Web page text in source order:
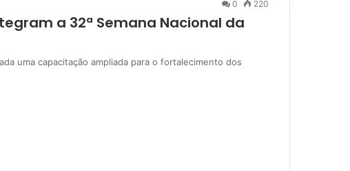
0 220
a 32ª Semana Nacional da
uma capacitação ampliada para o fortalecimento dos